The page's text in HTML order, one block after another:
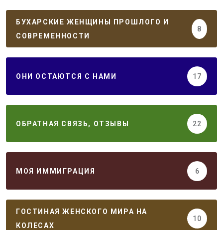
БУХАРСКИЕ ЖЕНЩИНЫ ПРОШЛОГО И
СОВРЕМЕННОСТИ
8
ОНИ ОСТАЮТСЯ С НАМИ 17
ОБРАТНАЯ СВЯЗЬ, ОТЗЫВЫ 22
МОЯ ИММИГРАЦИЯ 6
ГОСТИНАЯ ЖЕНСКОГО МИРА НА
КОЛЕСАХ
10